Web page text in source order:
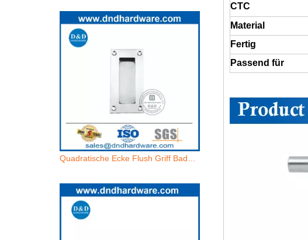
CTC
Material
Fertig
Passend für